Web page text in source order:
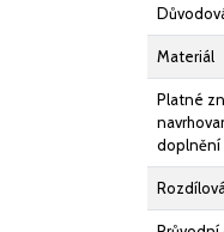
Materiál
Platné
doplnění